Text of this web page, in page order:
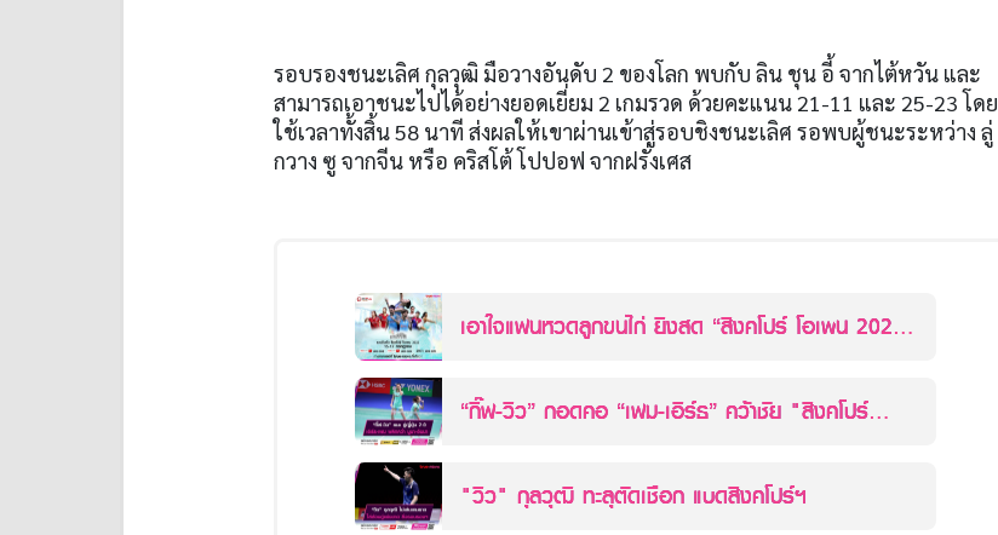
รอบรองชนะเลิศ กุลวุฒิ มือวางอันดับ 2 ของโลก พบกับ ลิน ชุน อี้ จากไต้หวัน และ
สามารถเอาชนะไปได้อย่างยอดเยี่ยม 2 เกมรวด ด้วยคะแนน21-11 และ 25-23โดย
ใช้เวลาทั้งสิ้น58 นาที ส่งผลให้เขาผ่านเข้าสู่รอบชิงชนะเลิศ รอพบผู้ชนะระหว่าง ลู่
กวาง ซู จากจีน หรือ คริสโต้ โปปอฟ จากฝรั่งเศส
เอาใจแฟนหวดลูกขนไก่ ยิงสด “สิงคโปร์ โอเพน 2022”
“กิ๊ฟ-วิว” กอดคอ “เฟม-เอิร์ธ” คว้าชัย "สิงคโปร์
"วิว" กุลวุฒิ ทะลุตัดเชือก แบดสิงคโปร์ฯ